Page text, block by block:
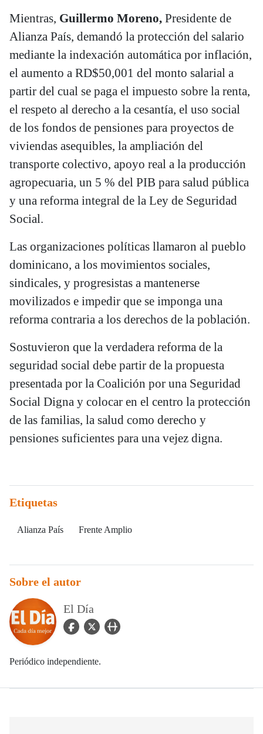
Mientras, Guillermo Moreno, Presidente de
Alianza País, demandó la protección del salario
mediante la indexación automática por inflación,
el aumento a RD$50,001 del monto salarial a
partir del cual se paga el impuesto sobre la renta,
el respeto al derecho a la cesantía, el uso social
de los fondos de pensiones para proyectos de
viviendas asequibles, la ampliación del
transporte colectivo, apoyo real a la producción
agropecuaria, un 5 % del PIB para salud pública
y una reforma integral de la Ley de Seguridad
Social.
Las organizaciones políticas llamaron al pueblo
dominicano, a los movimientos sociales,
sindicales, y progresistas a mantenerse
movilizados e impedir que se imponga una
reforma contraria a los derechos de la población.
Sostuvieron que la verdadera reforma de la
seguridad social debe partir de la propuesta
presentada por la Coalición por una Seguridad
Social Digna y colocar en el centro la protección
de las familias, la salud como derecho y
pensiones suficientes para una vejez digna.
Etiquetas
Alianza País Frente Amplio
Sobre el autor
El Día
facebook Icon
twitter Iconuser_url Icon
Periódico independiente.